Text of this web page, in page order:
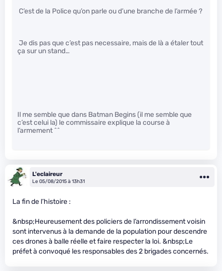
C’est de la Police qu’on parle ou d’une branche de l’armée ?
Je dis pas que c’est pas necessaire, mais de là a étaler tout
ça sur un stand…
Il me semble que dans Batman Begins (il me semble que
c’est celui la) le commissaire explique la course à
l’armement ^^
L'eclaireur
Le 05/08/2015 à 13h31
La fin de l’histoire :
&nbsp;Heureusement des policiers de l’arrondissement voisin
sont intervenus à la demande de la population pour descendre
ces drones à balle réelle et faire respecter la loi. &nbsp;Le
préfet à convoqué les responsables des 2 brigades concernés.